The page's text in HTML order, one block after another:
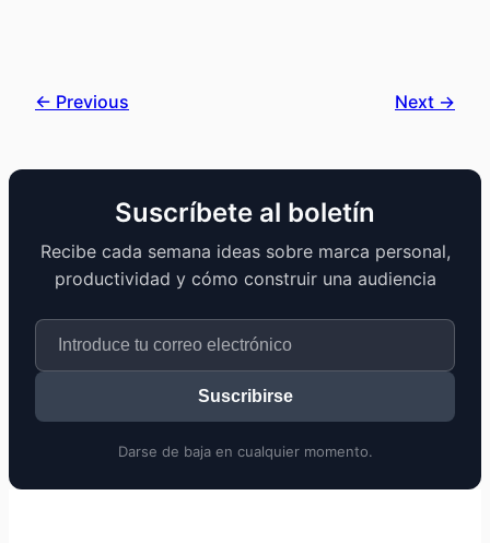
← Previous Next →
Suscríbete al boletín
Recibe cada semana ideas sobre marca personal,
productividad y cómo construir una audiencia
Suscribirse
Darse de baja en cualquier momento.